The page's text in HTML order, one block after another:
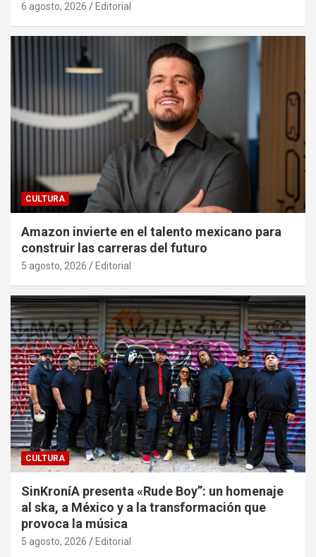
6 agosto, 2026 Editorial
CULTURA
Amazon invierte en el talento mexicano para
construir las carreras del futuro
5 agosto, 2026 Editorial
CULTURA
SinKroníA presenta «Rude Boy”: un homenaje
al ska, a México y a la transformación que
provoca la música
5 agosto, 2026 Editorial